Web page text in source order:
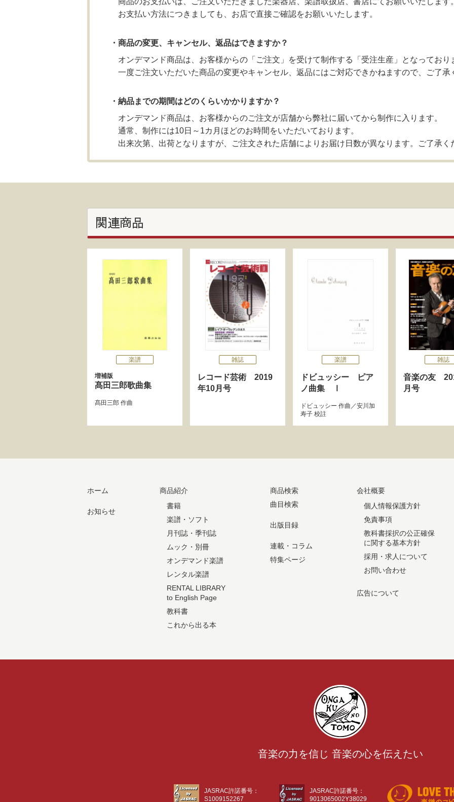
お支払い方法につきましても、お店で直接ご確認をお願いいたします。
・商品の変更、キャンセル、返品はできますか？
オンデマンド商品は、お客様からの「ご注文」を受けて制作する「受注生産」となっており
一度ご注文いただいた商品の変更やキャンセル、返品にはご対応できかねますので、ご了承
・納品までの期間はどのくらいかかりますか？
オンデマンド商品は、お客様からのご注文が店舗から弊社に届いてから制作に入ります。
通常、制作には10日～1カ月ほどのお時間をいただいております。
出来次第、出荷となりますが、ご注文された店舗によりお届け日数が異なります。ご了承く
関連商品
楽譜
増補版
髙田三郎歌曲集
髙田三郎 作曲
雑誌
レコード芸術 2019
年10月号
楽譜
ドビュッシー ピア
ノ曲集 Ⅰ
ドビュッシー 作曲／安川加
寿子 校註
雑誌
音楽の友
月号
ホーム
お知らせ
商品紹介
書籍
楽譜・ソフト
月刊誌・季刊誌
ムック・別冊
オンデマンド楽譜
レンタル楽譜
RENTAL LIBRARY
to English Page
教科書
これから出る本
商品検索
曲目検索
出版目録
連載・コラム
特集ページ
会社概要
個人情報保護方針
免責事項
教科書採択の公正確保
に関する基本方針
採用・求人について
お問い合わせ
広告について
音楽の力を信じ 音楽の心を伝えたい
JASRAC許諾番号：
S1009152267
JASRAC許諾番号：
9013065002Y38029